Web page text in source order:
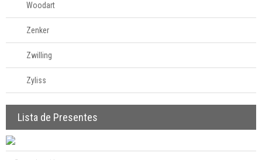
Woodart
Zenker
Zwilling
Zyliss
Lista de Presentes